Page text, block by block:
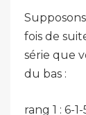
fois de
série que
du bas :
rang 1 : 6-